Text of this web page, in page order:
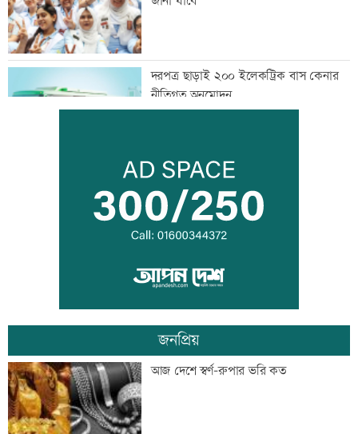
দরপত্র ছাড়াই ২০০ ইলেকট্রিক বাস কেনার
নীতিগত অনুমোদন
তনু হত্যার আসামি সাবেক সেনাসদস্য
হাফিজুরকে আত্মসমর্পণের নির্দেশ
দুদকের মামলায় ঢাকা ব্যাংকের ৪ কর্মকর্তার
কারাদণ্ড
জিয়াউর রহমান দেশে প্রথম সবুজ বিপ্লবের
ডাক দিয়েছিলেন: পরিবেশমন্ত্রী
জনপ্রিয়
আজ দেশে স্বর্ণ-রুপার ভরি কত